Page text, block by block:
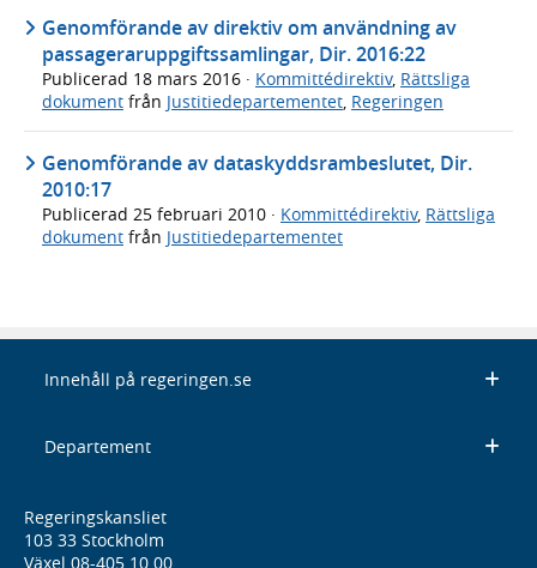
Genomförande av direktiv om användning av
passageraruppgiftssamlingar, Dir. 2016:22
Publicerad 18 mars 2016 · Kommittédirektiv, Rättsliga
dokument från Justitiedepartementet Regeringen
Genomförande av dataskyddsrambeslutet, Dir.
2010:17
Publicerad 25 februari 2010 · Kommittédirektiv, Rättsliga
dokument från Justitiedepartementet
Innehåll på regeringen.se
Departement
Regeringskansliet
103 33 Stockholm
Växel 08-405 10 00